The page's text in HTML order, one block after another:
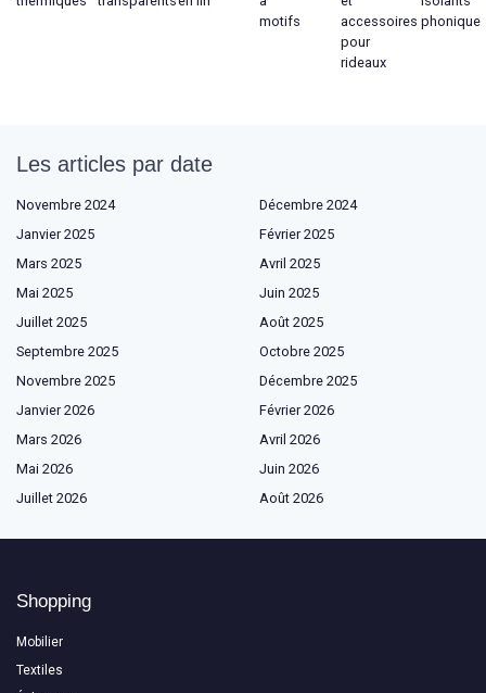
motifs
accessoires
pour
rideaux
phonique
Les articles par date
Novembre 2024
Décembre 2024
Janvier 2025
Février 2025
Mars 2025
Avril 2025
Mai 2025
Juin 2025
Juillet 2025
Août 2025
Septembre 2025
Octobre 2025
Novembre 2025
Décembre 2025
Janvier 2026
Février 2026
Mars 2026
Avril 2026
Mai 2026
Juin 2026
Juillet 2026
Août 2026
Shopping
Mobilier
Textiles